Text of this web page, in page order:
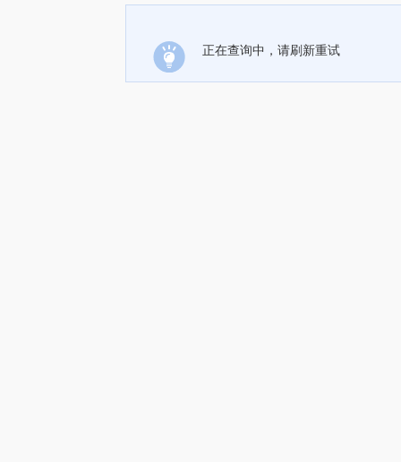
正在查询中，请刷新重试